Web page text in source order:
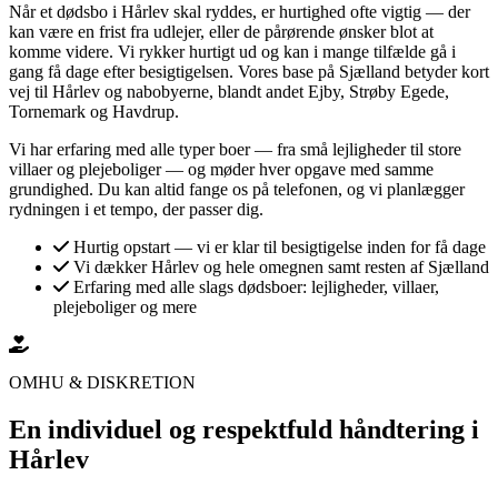
Når et dødsbo i Hårlev skal ryddes, er hurtighed ofte vigtig — der
kan være en frist fra udlejer, eller de pårørende ønsker blot at
komme videre. Vi rykker hurtigt ud og kan i mange tilfælde gå i
gang få dage efter besigtigelsen. Vores base på Sjælland betyder kort
vej til Hårlev og nabobyerne, blandt andet Ejby, Strøby Egede,
Tornemark og Havdrup.
Vi har erfaring med alle typer boer — fra små lejligheder til store
villaer og plejeboliger — og møder hver opgave med samme
grundighed. Du kan altid fange os på telefonen, og vi planlægger
rydningen i et tempo, der passer dig.
Hurtig opstart — vi er klar til besigtigelse inden for få dage
Vi dækker Hårlev og hele omegnen samt resten af Sjælland
Erfaring med alle slags dødsboer: lejligheder, villaer,
plejeboliger og mere
OMHU & DISKRETION
En individuel og respektfuld håndtering i
Hårlev